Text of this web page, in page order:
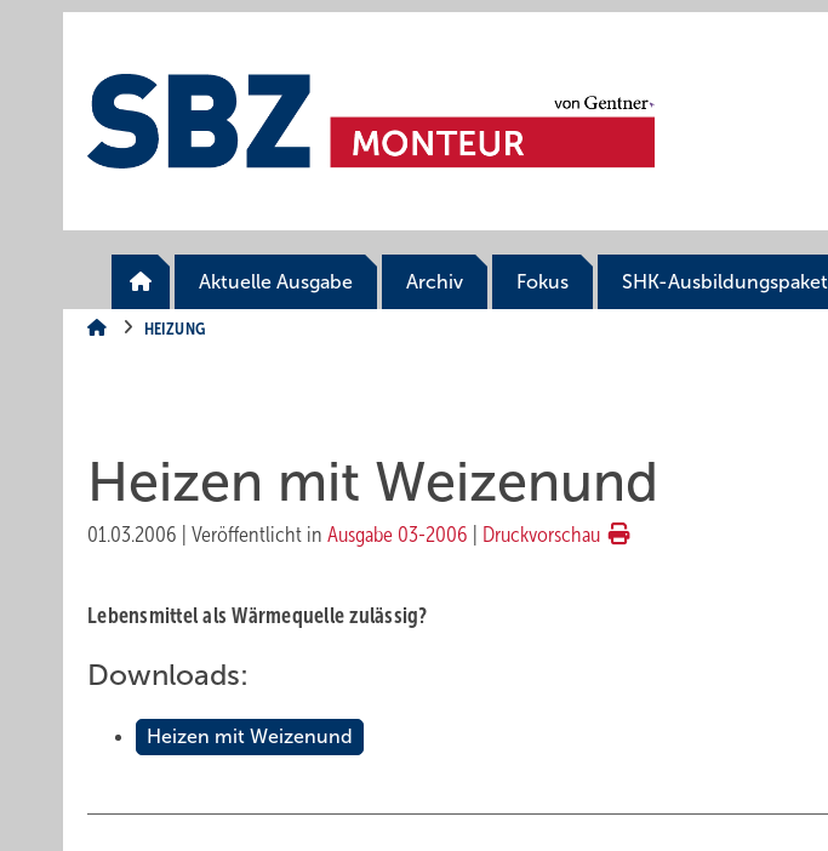
Aktuelle Ausgabe Archiv Fokus SHK-Ausbildungspaket
HEIZUNG
Heizen mit Weizenund
01.03.2006 Veröffentlicht in Ausgabe 03-2006 Druckvorschau
Lebensmittel als Wärmequelle zulässig?
Downloads:
Heizen mit Weizenund